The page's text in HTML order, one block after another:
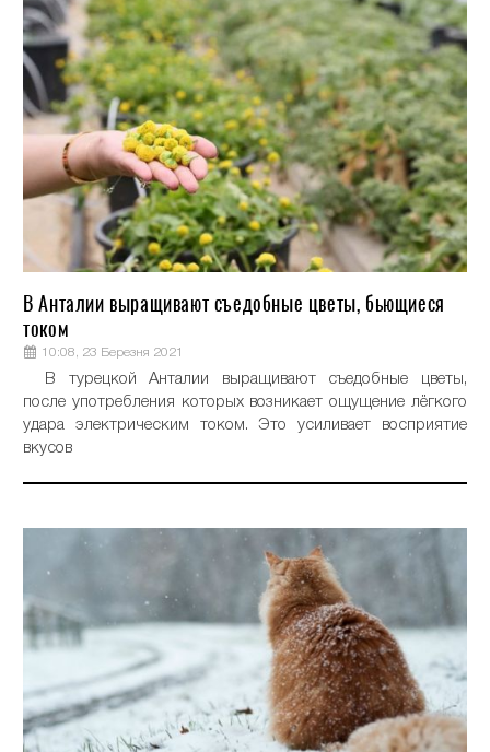
В Анталии выращивают съедобные цветы, бьющиеся
током
10:08, 23 Березня 2021
В турецкой Анталии выращивают съедобные цветы,
после употребления которых возникает ощущение лёгкого
удара электрическим током. Это усиливает восприятие
вкусов